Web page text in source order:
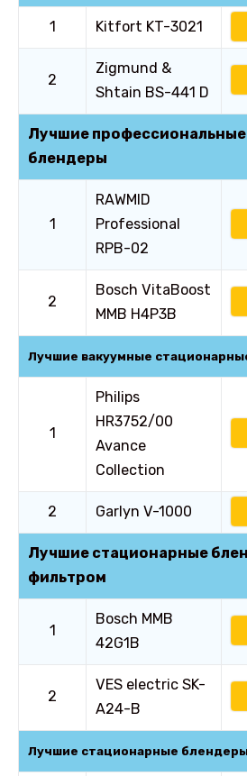
1 Kitfort KT-3021
2
Zigmund &
Shtain BS-441 D
Лучшие
блендеры
1
RAWMID
Professional
RPB-02
2
Bosch VitaBoost
MMB H4P3B
Лучшие вакуумные
1
Philips
HR3752/00
Avance
Collection
2 Garlyn V-1000
Лучшие стационарные
фильтром
1
Bosch MMB
42G1B
2
VES electric SK-
A24-B
Лучшие стационарные